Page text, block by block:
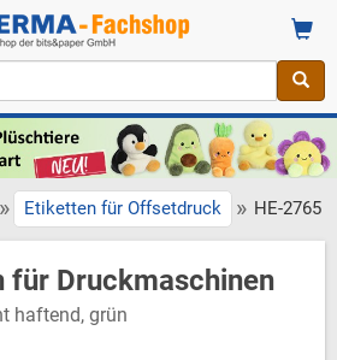
» Etiketten für Offsetdruck » HE-2765
für Druckmaschinen
haftend, grün